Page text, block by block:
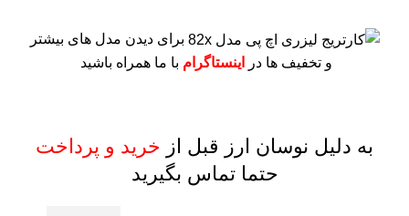
برای دیدن مدل های بیشتر
و تخفیف ها در
اینستاگرام با ما همراه باشید
به دلیل نوسان ارز قبل از خرید و پرداخت
حتما تماس بگیرید